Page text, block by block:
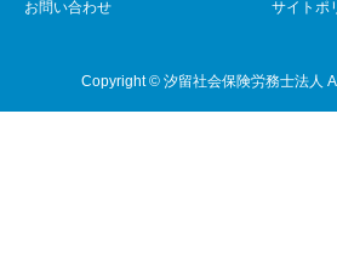
お問い合わせ サイトポ
Copyright © 汐留社会保険労務士法人